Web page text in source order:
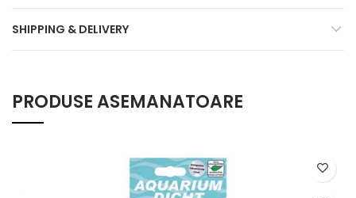
SHIPPING & DELIVERY
PRODUSE ASEMANATOARE